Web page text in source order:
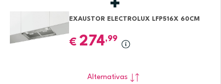
EXAUSTOR ELECTROLUX LFP516X 60CM
€ 274,99
Alternativas